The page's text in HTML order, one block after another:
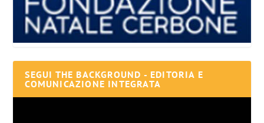
SEGUI THE BACKGROUND - EDITORIA E
COMUNICAZIONE INTEGRATA